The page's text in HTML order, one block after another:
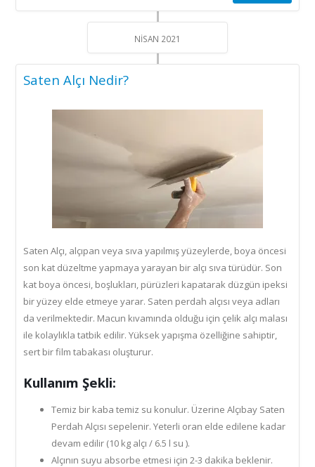
NISAN 2021
Saten Alçı Nedir?
Saten Alçı, alçıpan veya sıva yapılmış yüzeylerde, boya öncesi
son kat düzeltme yapmaya yarayan bir alçı sıva türüdür. Son
kat boya öncesi, boşlukları, pürüzleri kapatarak düzgün ipeksi
bir yüzey elde etmeye yarar. Saten perdah alçısı veya adları
da verilmektedir. Macun kıvamında olduğu için çelik alçı malası
ile kolaylıkla tatbik edilir. Yüksek yapışma özelliğine sahiptir,
sert bir film tabakası oluşturur.
Kullanım Şekli:
Temiz bir kaba temiz su konulur. Üzerine Alçıbay Saten
Perdah Alçısı sepelenir. Yeterli oran elde edilene kadar
devam edilir (10 kg alçı / 6.5 l su ).
Alçının suyu absorbe etmesi için 2-3 dakika beklenir.